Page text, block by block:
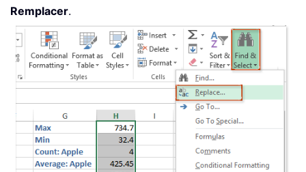
Remplacer.